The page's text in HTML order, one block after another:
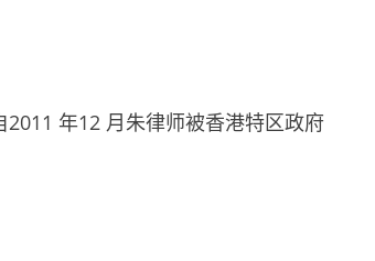
年12 月朱律师被香港特区政府